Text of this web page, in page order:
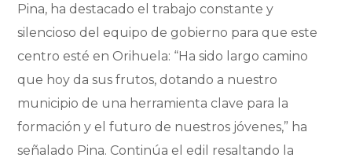
Pina, ha destacado el trabajo constante y
silencioso del equipo de gobierno para que este
centro esté en Orihuela: “Ha sido largo camino
que hoy da sus frutos, dotando a nuestro
municipio de una herramienta clave para la
formación y el futuro de nuestros jóvenes,” ha
señalado Pina. Continúa el edil resaltando la